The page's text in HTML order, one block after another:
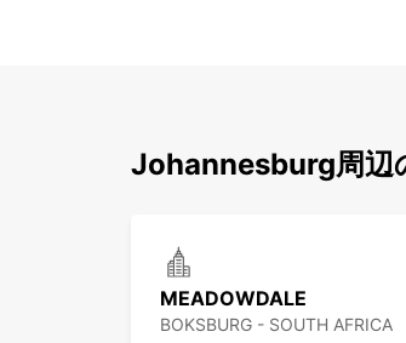
Johannesburg周辺
MEADOWDALE
BOKSBURG - SOUTH AFRICA